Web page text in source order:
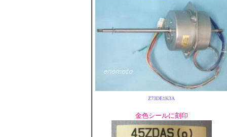
Z73DE1K3A
金色シールに刻印